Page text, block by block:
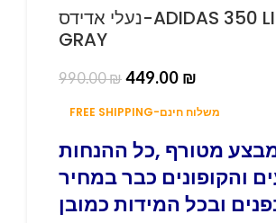
נעלי אדידס-ADIDAS 350 LIGHT
GRAY
990.00₪ 449.00 ₪
FREE SHIPPING-משלוח חינם
מטורף ,כל ההנחות
והקופונים כבר במחיר
ובכל המידות כמובן